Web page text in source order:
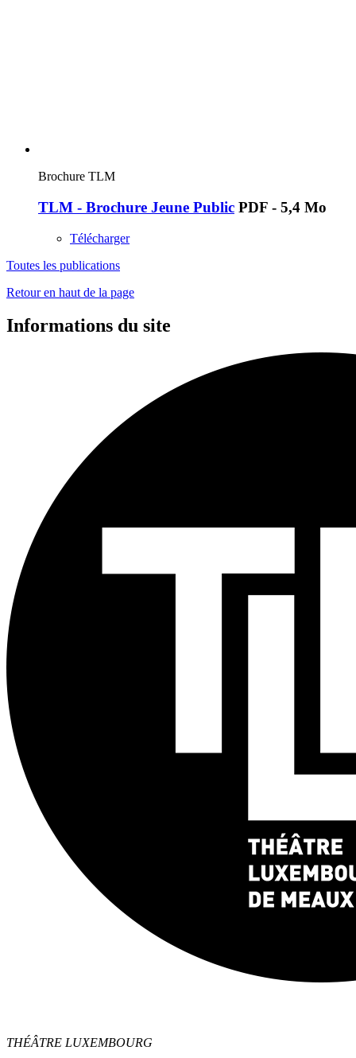
Brochure TLM
TLM - Brochure Jeune Public PDF - 5,4 Mo
Télécharger
Toutes les publications
Retour en haut de la page
Informations du site
THÉÂTRE LUXEMBOURG